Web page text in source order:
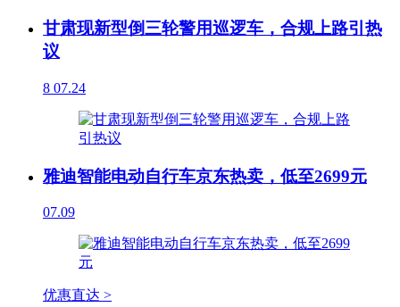
甘肃现新型倒三轮警用巡逻车，合规上路引热
议
8 07.24
雅迪智能电动自行车京东热卖，低至2699元
07.09
优惠直达 >